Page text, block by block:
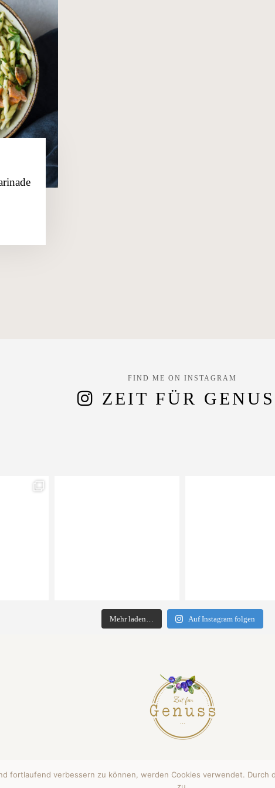
FIND ME ON INSTAGRAM
ZEIT FÜR
Mehr laden… Auf Instagram folgen
fortlaufend verbessern zu können, werden Cookies verwendet.